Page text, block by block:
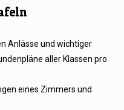
Anlässe und wichtiger
aller Klassen pro
eines Zimmers und